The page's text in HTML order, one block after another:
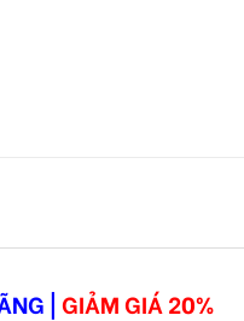
| GIẢM GIÁ 20%